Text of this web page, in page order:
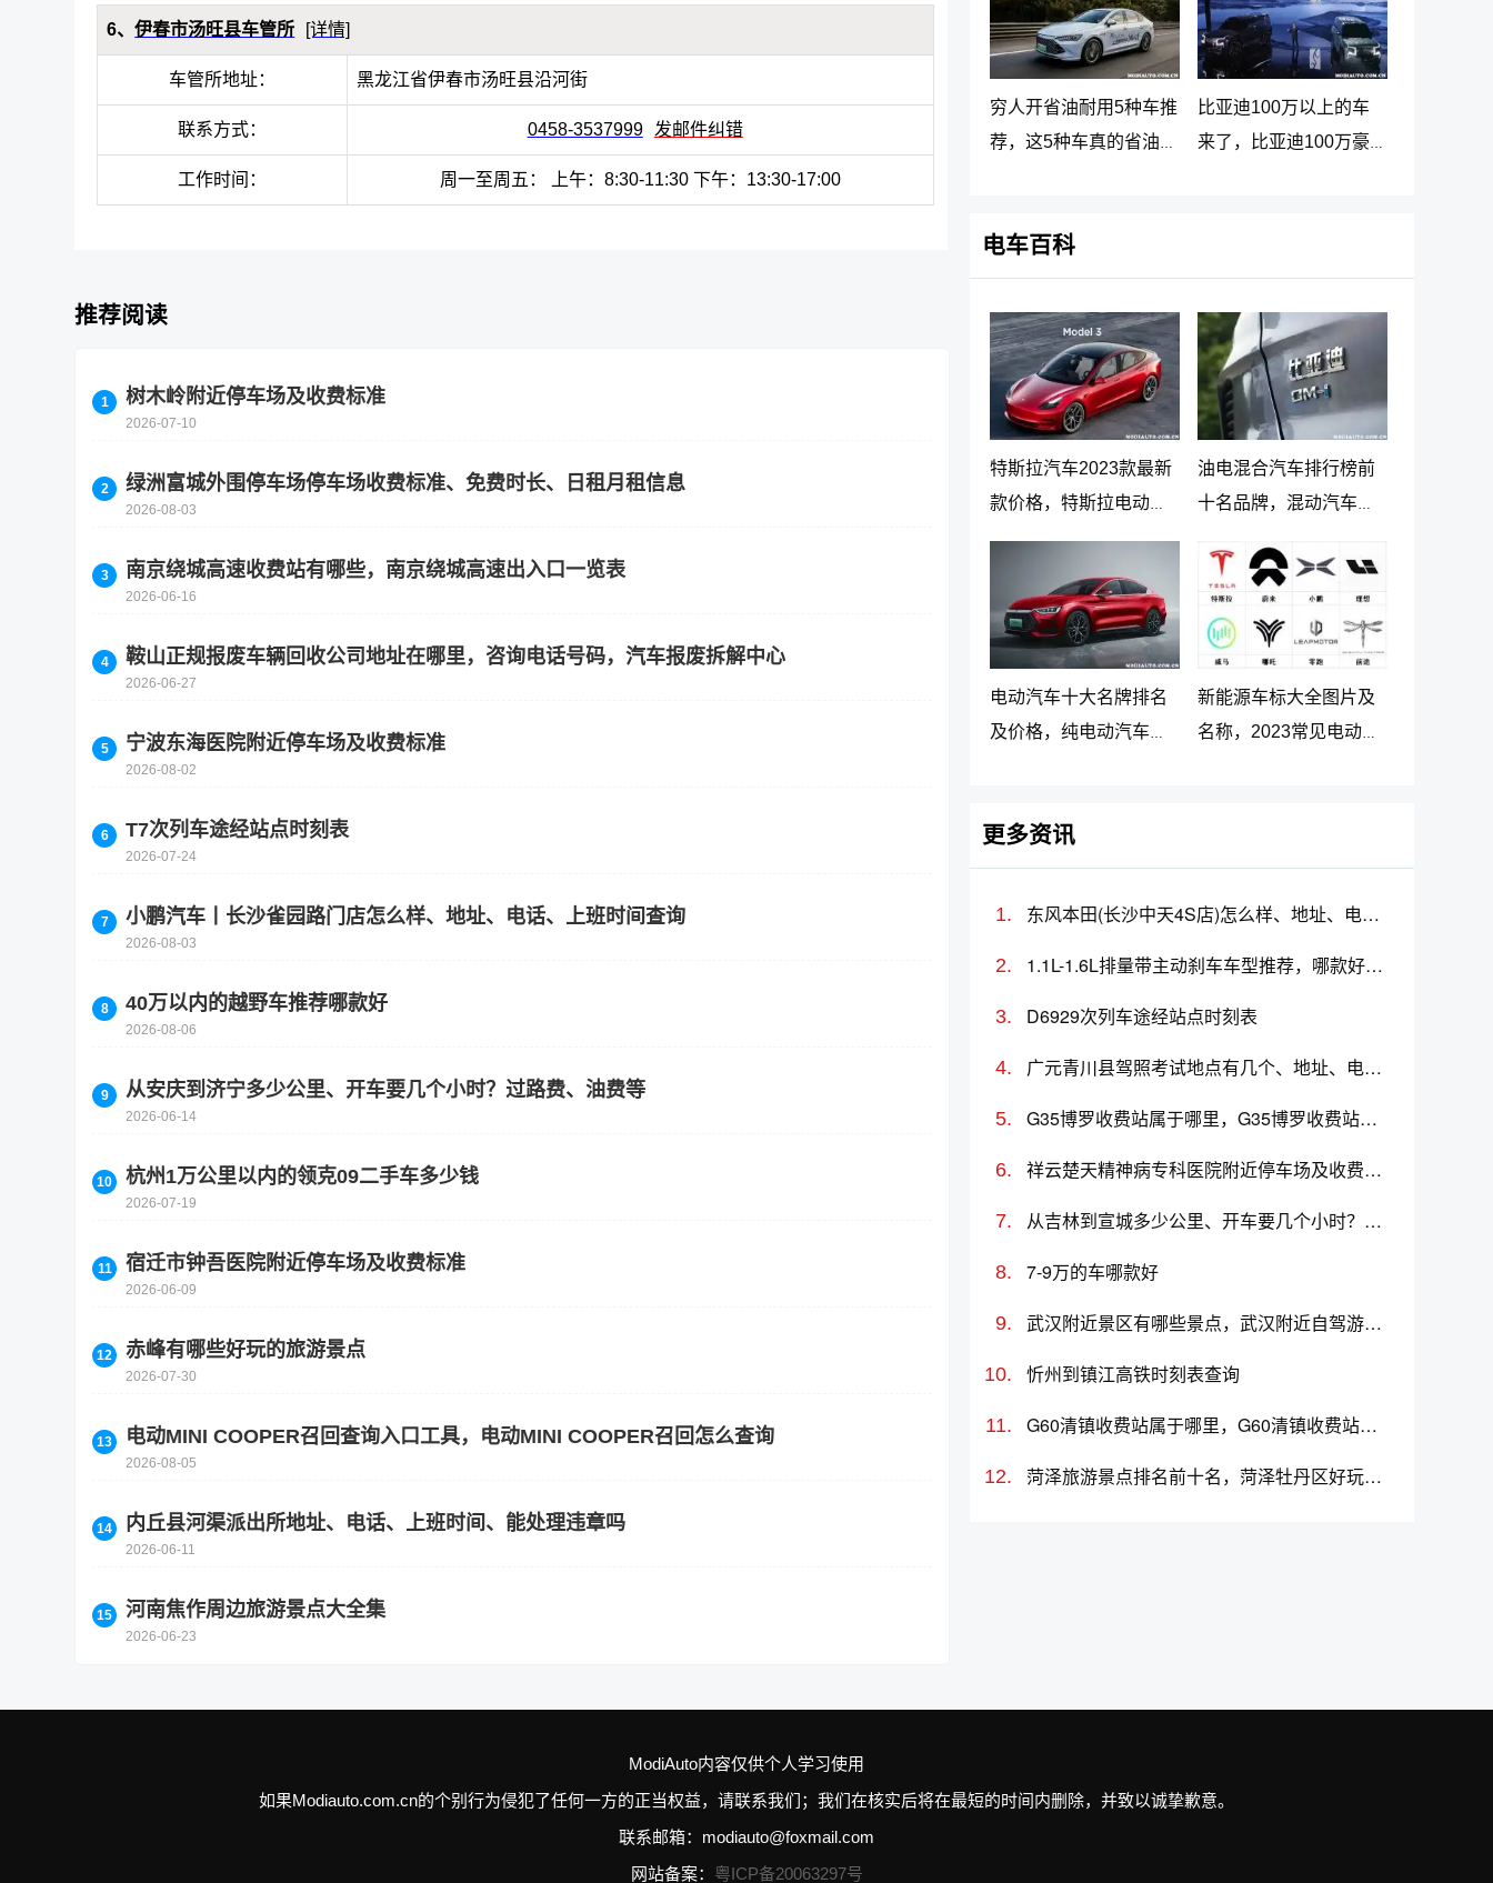
6、伊春市汤旺县车管所 [详情]
车管所地址： 黑龙江省伊春市汤旺县沿河街
联系方式： 0458-3537999 发邮件纠错
工作时间： 周一至周五： 上午：8:30-11:30 下午：13:30-17:00
推荐阅读
树木岭附近停车场及收费标准
2026-07-10
绿洲富城外围停车场停车场收费标准、免费时长、日租月租信息
2026-08-03
南京绕城高速收费站有哪些，南京绕城高速出入口一览表
2026-06-16
鞍山正规报废车辆回收公司地址在哪里，咨询电话号码，汽车报废拆解中心
2026-06-27
宁波东海医院附近停车场及收费标准
2026-08-02
T7次列车途经站点时刻表
2026-07-24
小鹏汽车丨长沙雀园路门店怎么样、地址、电话、上班时间查询
2026-08-03
40万以内的越野车推荐哪款好
2026-08-06
从安庆到济宁多少公里、开车要几个小时？过路费、油费等
2026-06-14
杭州1万公里以内的领克09二手车多少钱
2026-07-19
宿迁市钟吾医院附近停车场及收费标准
2026-06-09
赤峰有哪些好玩的旅游景点
2026-07-30
电动MINI COOPER召回查询入口工具，电动MINI COOPER召回怎么查询
2026-08-05
内丘县河渠派出所地址、电话、上班时间、能处理违章吗
2026-06-11
河南焦作周边旅游景点大全集
2026-06-23
穷人开省油耐用5种车推
荐，这5种车真的省油又
比亚迪100万以上的车
来了，比亚迪100万豪
电车百科
特斯拉汽车2023款最新
款价格，特斯拉电动汽
车价格及落地价
油电混合汽车排行榜前
十名品牌，混动汽车十
电动汽车十大名牌排名
及价格，纯电动汽车排
新能源车标大全图片及
名称，2023常见电动汽
更多资讯
东风本田(长沙中天4S店)怎么样、地址、电话、上班时间查询
1.1L-1.6L排量带主动刹车车型推荐，哪款好？价格多少
D6929次列车途经站点时刻表
广元青川县驾照考试地点有几个、地址、电话、工作时间
G35博罗收费站属于哪里，G35博罗收费站入口的详细地址
祥云楚天精神病专科医院附近停车场及收费标准
从吉林到宣城多少公里、开车要几个小时？过路费、油费等
7-9万的车哪款好
武汉附近景区有哪些景点，武汉附近自驾游二日游
忻州到镇江高铁时刻表查询
G60清镇收费站属于哪里，G60清镇收费站入口的详细地址
菏泽旅游景点排名前十名，菏泽牡丹区好玩的地方
ModiAuto内容仅供个人学习使用
如果Modiauto.com.cn的个别行为侵犯了任何一方的正当权益，请联系我们；我们在核实后将在最短的时间内删除，并致以诚挚歉意。
联系邮箱：modiauto@foxmail.com
网站备案： 粤ICP备20063297号